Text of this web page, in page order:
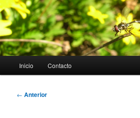
principal
Inicio Contacto
Navegación
← Anterior